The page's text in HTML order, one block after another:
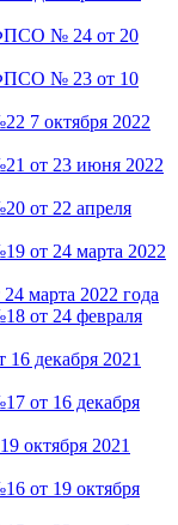
№ 24 от 20
№ 23 от 10
7 октября 2022
от 23 июня 2022
от 22 апреля
от 24 марта 2022
марта 2022 года
от 24 февраля
декабря 2021
от 16 декабря
октября 2021
от 19 октября